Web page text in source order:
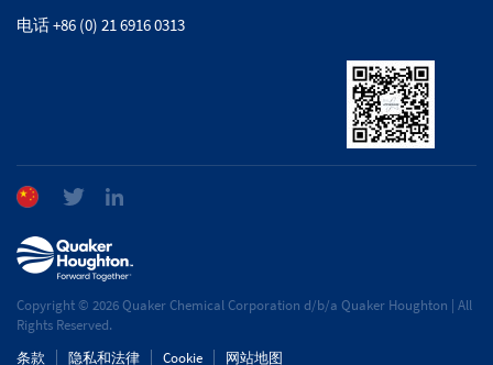
电话 +86 (0) 21 6916 0313
Copyright © 2026 Quaker Chemical Corporation d/b/a Quaker Houghton | All
Rights Reserved.
条款
隐私和法律 Cookie 网站地图